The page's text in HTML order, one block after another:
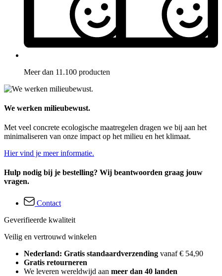
Meer dan 11.100 producten
We werken milieubewust.
Met veel concrete ecologische maatregelen dragen we bij aan het
minimaliseren van onze impact op het milieu en het klimaat.
Hier vind je meer informatie.
Hulp nodig bij je bestelling? Wij beantwoorden graag jouw
vragen.
Contact
Geverifieerde kwaliteit
Veilig en vertrouwd winkelen
Nederland: Gratis standaardverzending vanaf € 54,90
Gratis retourneren
We leveren wereldwijd aan meer dan 40 landen